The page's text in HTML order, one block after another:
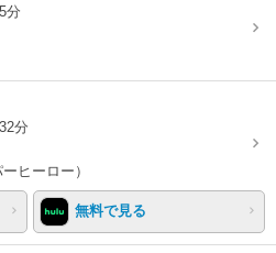
分
分
ヒーロー）
無料で見る